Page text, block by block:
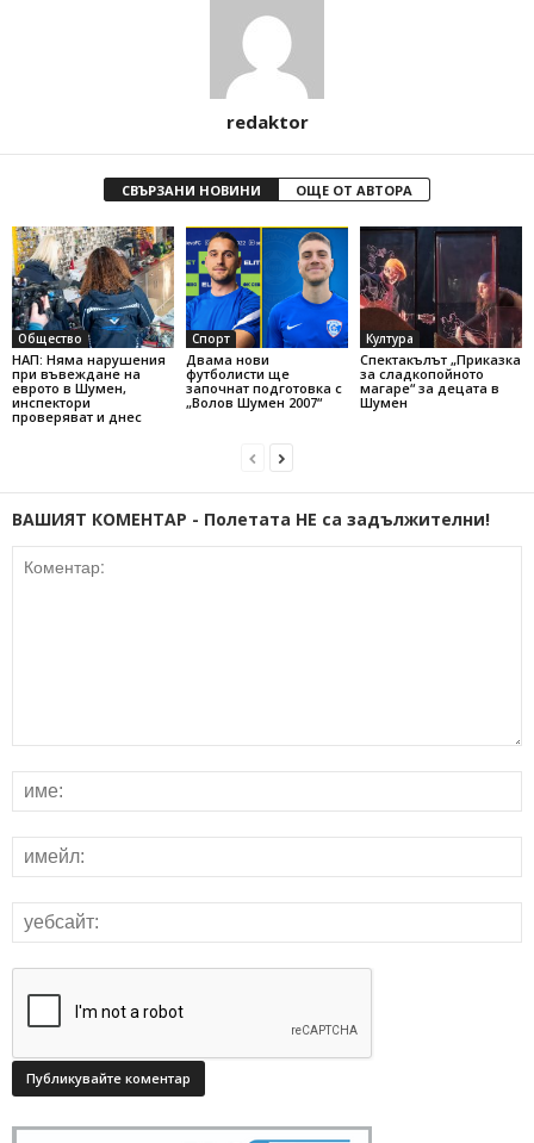
redaktor
СВЪРЗАНИ НОВИНИ ОЩЕ ОТ АВТОРА
Общество
НАП: Няма нарушения
при въвеждане на
еврото в Шумен,
инспектори
проверяват и днес
Спорт
Двама нови
футболисти ще
започнат подготовка с
„Волов Шумен 2007“
Култура
Спектакълът „Приказка
за сладкопойното
магаре“ за децата в
Шумен
ВАШИЯТ КОМЕНТАР - Полетата НЕ са задължителни!